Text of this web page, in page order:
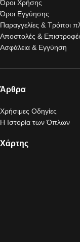
Όροι Χρήσης
Όροι Εγγύησης
Παραγγελίες & Τρόποι
Αποστολές &
Ασφάλεια & Εγγύηση
Άρθρα
Χρήσιμες Οδηγίες
Η Ιστορία των Όπλων
Χάρτης